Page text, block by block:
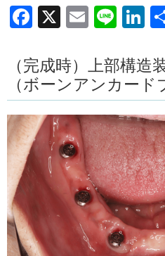
F
c
e
b
o
o
k
X E
ail
Li
e
Li
k
e
dI
n
（完成時）上部構造
（ボーンアンカード